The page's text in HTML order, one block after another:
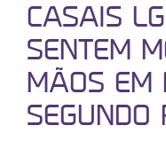
CASAIS
SENTEM
MÃOS EM
SEGUNDO